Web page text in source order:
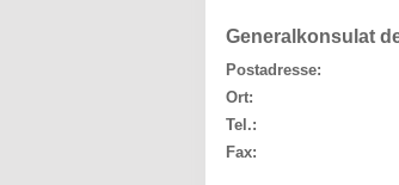
Generalkonsulat
Postadresse:
Ort:
Tel.:
Fax: